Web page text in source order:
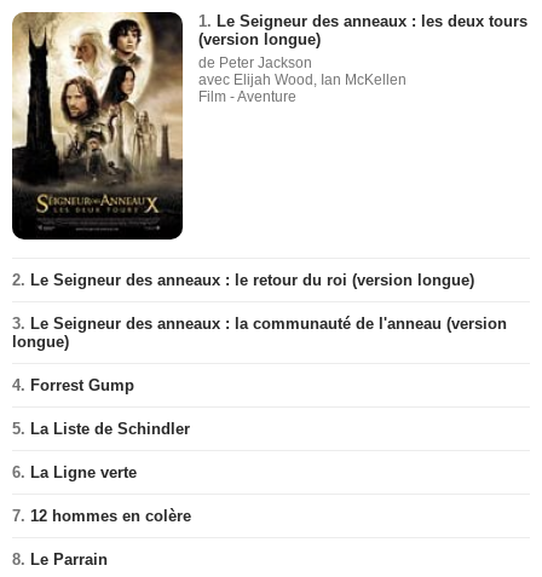
1. Le Seigneur des anneaux : les deux tours
(version longue)
de Peter Jackson
avec Elijah Wood, Ian McKellen
Film - Aventure
2. Le Seigneur des anneaux : le retour du roi (version longue)
3. Le Seigneur des anneaux : la communauté de l'anneau (version
longue)
4. Forrest Gump
5. La Liste de Schindler
6. La Ligne verte
7. 12 hommes en colère
8. Le Parrain